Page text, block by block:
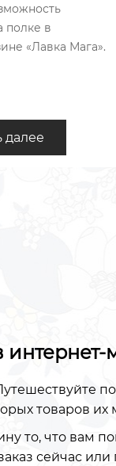
полке в
«Лавка Мага».
далее
товаров их
то, что вам
сейчас